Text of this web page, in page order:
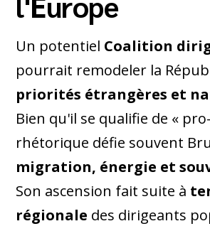
Un potentiel Coalition
pourrait remodeler la
priorités étrangères et
Bien qu'il se qualifie de «
rhétorique défie souvent
migration, énergie et
Son ascension fait suite à
régionale des dirigeants